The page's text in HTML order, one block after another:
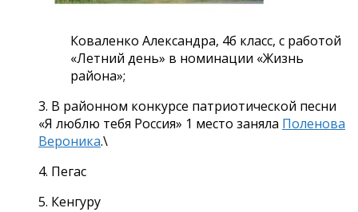
Коваленко Александра, 4б класс, с работой
«Летний день» в номинации «Жизнь
района»;
3. В районном конкурсе патриотической песни
«Я люблю тебя Россия» 1 место заняла Поленова
Вероника.\
4. Пегас
5. Кенгуру